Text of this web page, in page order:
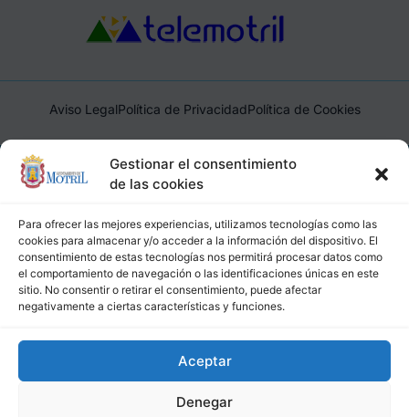
Gestionar el consentimiento
de las cookies
Para ofrecer las mejores experiencias, utilizamos tecnologías como las
cookies para almacenar y/o acceder a la información del dispositivo. El
consentimiento de estas tecnologías nos permitirá procesar datos como
el comportamiento de navegación o las identificaciones únicas en este
sitio. No consentir o retirar el consentimiento, puede afectar
negativamente a ciertas características y funciones.
Aceptar
Denegar
Aviso LegalPolítica de PrivacidadPolítica de Cookies
Ayuntamiento de Motril, Plaza de España, 1, 18600, Motril,
(Granada), CIF: P1814200J, DIR3: L01181400